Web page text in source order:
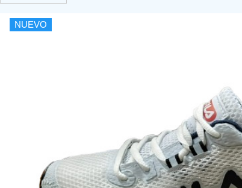
NUEVO